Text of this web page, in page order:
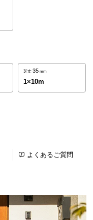
芝丈 35 mm
1×10m
よくあるご質問